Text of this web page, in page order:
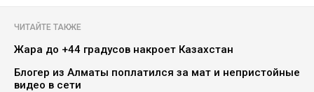
ЧИТАЙТЕ ТАКЖЕ
Жара до +44 градусов накроет Казахстан
Блогер из Алматы поплатился за мат и непристойные
видео в сети